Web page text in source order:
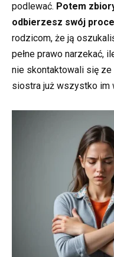
podlewać. Potem
odbierzesz swój
rodzicom, że ją
pełne prawo narzekać,
nie skontaktowali się ze
siostra już wszystko im